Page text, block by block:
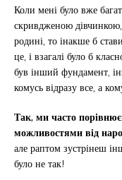
Коли мені було вже
скривдженою
родині, то інакше б
це, і взагалі було б
був інший фундамент,
комусь відразу все, а
Так, ми часто
можливостями від
але раптом зустрінеш
було не так!